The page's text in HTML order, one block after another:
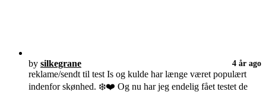
by silkegrane 4 år ago
reklame/sendt til test Is og kulde har længe været populært
indenfor skønhed. ❄️❤️ Og nu har jeg endelig fået testet de